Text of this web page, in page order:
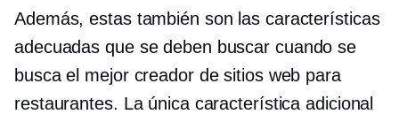
Además, estas también son las características
adecuadas que se deben buscar cuando se
busca el mejor creador de sitios web para
restaurantes. La única característica adicional